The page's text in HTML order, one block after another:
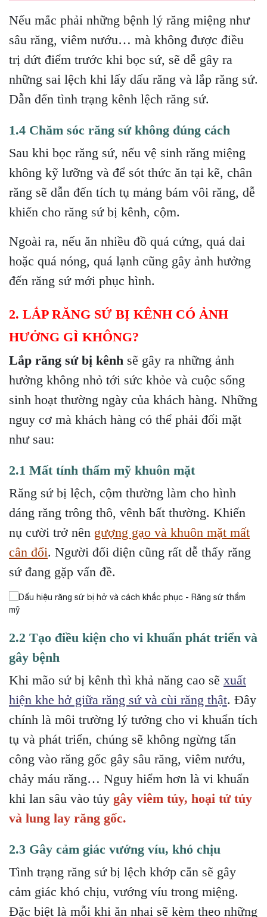
Nếu mắc phải những bệnh lý răng miệng như
sâu răng, viêm nướu… mà không được điều
trị dứt điểm trước khi bọc sứ, sẽ dễ gây ra
những sai lệch khi lấy dấu răng và lắp răng sứ.
Dẫn đến tình trạng kênh lệch răng sứ.
1.4 Chăm sóc răng sứ không đúng cách
Sau khi bọc răng sứ, nếu vệ sinh răng miệng
không kỹ lưỡng và để sót thức ăn tại kẽ, chân
răng sẽ dẫn đến tích tụ mảng bám vôi răng, dễ
khiến cho răng sứ bị kênh, cộm.
Ngoài ra, nếu ăn nhiều đồ quá cứng, quá dai
hoặc quá nóng, quá lạnh cũng gây ảnh hưởng
đến răng sứ mới phục hình.
2. LẮP RĂNG SỨ BỊ KÊNH CÓ ẢNH
HƯỞNG GÌ KHÔNG?
Lắp răng sứ bị kênh sẽ gây ra những ảnh
hưởng không nhỏ tới sức khỏe và cuộc sống
sinh hoạt thường ngày của khách hàng. Những
nguy cơ mà khách hàng có thể phải đối mặt
như sau:
2.1 Mất tính thẩm mỹ khuôn mặt
Răng sứ bị lệch, cộm thường làm cho hình
dáng răng trông thô, vênh bất thường. Khiến
nụ cười trở nên gượng gạo và khuôn mặt mất
cân đối. Người đối diện cũng rất dễ thấy răng
sứ đang gặp vấn đề.
2.2 Tạo điều kiện cho vi khuẩn phát triển và
gây bệnh
Khi mão sứ bị kênh thì khả năng cao sẽ xuất
hiện khe hở giữa răng sứ và cùi răng thật. Đây
chính là môi trường lý tưởng cho vi khuẩn tích
tụ và phát triển, chúng sẽ không ngừng tấn
công vào răng gốc gây sâu răng, viêm nướu,
chảy máu răng… Nguy hiểm hơn là vi khuẩn
khi lan sâu vào tủy gây viêm tủy, hoại tử tủy
và lung lay răng gốc.
2.3 Gây cảm giác vướng víu, khó chịu
Tình trạng răng sứ bị lệch khớp cắn sẽ gây
cảm giác khó chịu, vướng víu trong miệng.
Đặc biệt là mỗi khi ăn nhai sẽ kèm theo những